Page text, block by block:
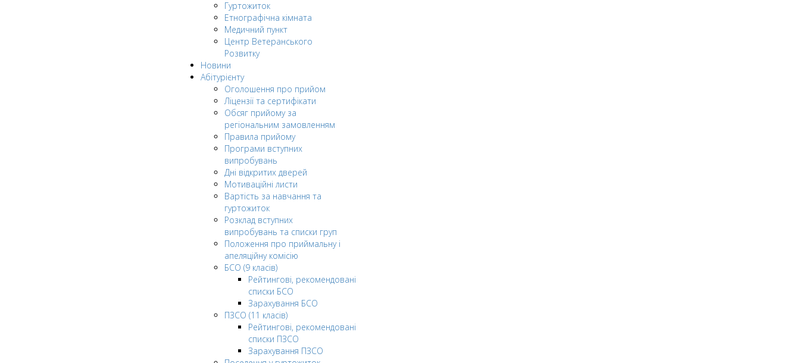
Гуртожиток
Етнографічна кімната
Медичний пункт
Центр Ветеранського
Розвитку
Новини
Абітурієнту
Оголошення про прийом
Ліцензії та сертифікати
Обсяг прийому за
регіональним замовленням
Правила прийому
Програми вступних
випробувань
Дні відкритих дверей
Мотиваційні листи
Вартість за навчання та
гуртожиток
Розклад вступних
випробувань та списки груп
Положення про приймальну і
апеляційну комісію
БСО (9 класів)
Рейтингові, рекомендовані
списки БСО
Зарахування БСО
ПЗСО (11 класів)
Рейтингові, рекомендовані
списки ПЗСО
Зарахування ПЗСО